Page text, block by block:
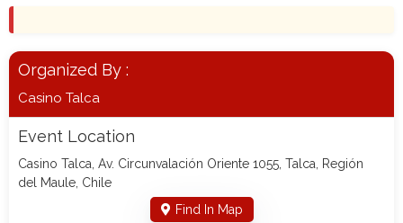
Organized By :
Casino Talca
Event Location
Casino Talca, Av. Circunvalación Oriente 1055, Talca, Región
del Maule, Chile
Find In Map